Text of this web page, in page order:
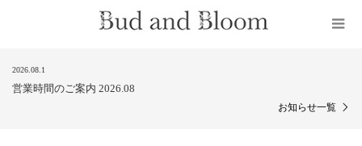
2026.08.1
営業時間のご案内 2026.08
お知らせ一覧